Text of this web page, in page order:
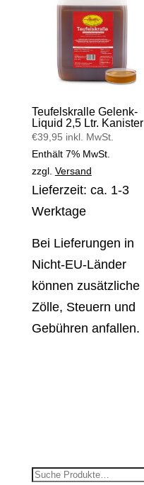
Teufelskralle Gelenk-
Liquid 2,5 Ltr. Kanister
€39,95 inkl. MwSt.
Enthält 7% MwSt.
zzgl. Versand
Lieferzeit: ca. 1-3
Werktage
Bei Lieferungen in
Nicht-EU-Länder
können zusätzliche
Zölle, Steuern und
Gebühren anfallen.
Suchen